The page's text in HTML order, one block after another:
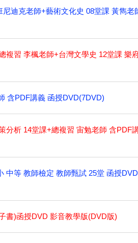
迪克老師+藝術文化史 08堂課 黃雋老
複習 李楓老師+台灣文學史 12堂課 樂
含PDF講義 函授DVD(7DVD)
分析 14堂課+總複習 宙勉老師 含PDF
中等 教師檢定 教師甄試 25堂 函授
書)函授DVD 影音教學版(DVD版)